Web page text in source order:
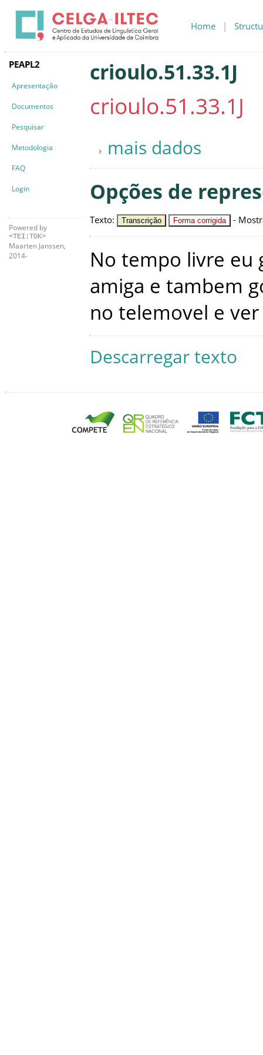
Home |
PEAPL2
Apresentação
Documentos
Pesquisar
Metodologia
FAQ
Login
Powered by
<TEI:TOK>
Maarten Janssen,
2014-
crioulo.51.33.1J
crioulo.51.33.1J
mais dados
Opções de
Texto: Transcrição Forma corrigida -
No tempo livre eu
amiga e tambem
no telemovel e ver
Descarregar texto